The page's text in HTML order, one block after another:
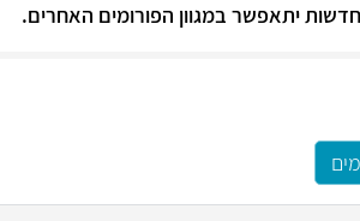
יתאפשר במגוון הפורומים האחרים.